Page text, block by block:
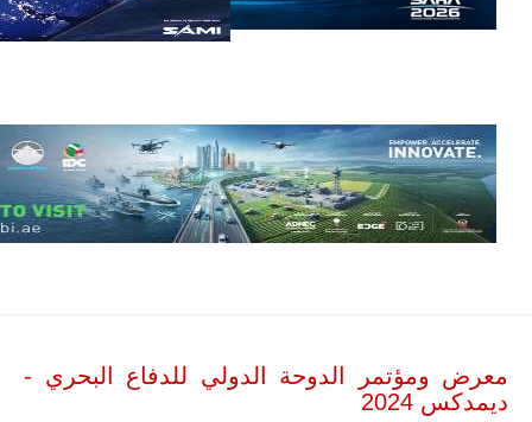
لطائرة الهجوم
الخفيف
والتدريب
عاماً المقبلة، مع
توقعات بتوريد
نحو 150…
للمزيد
معرض ومؤتمر الدوحة الدولي للدفاع البحري -
ديمدكس 2024